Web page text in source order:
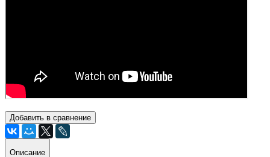
Добавить в сравнение
Описание